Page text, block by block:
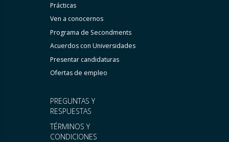
PREGUNTAS Y
RESPUESTAS
TÉRMINOS Y
CONDICIONES
Prácticas
Ven a conocernos
Programa de Secondments
Acuerdos con Universidades
Presentar candidaturas
Ofertas de empleo